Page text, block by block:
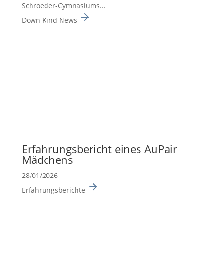
Schroeder-Gymna­siums...
Down Kind News
Erfah­rungs­be­richt eines AuPair
Mädchens
28/01/2026
Erfahrungsberichte